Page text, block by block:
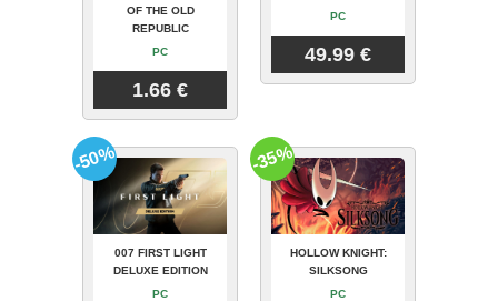
OF THE OLD
REPUBLIC
PC
1.66 €
PC
49.99 €
007 FIRST LIGHT
DELUXE EDITION
PC
-50%
HOLLOW KNIGHT:
SILKSONG
PC
-35%